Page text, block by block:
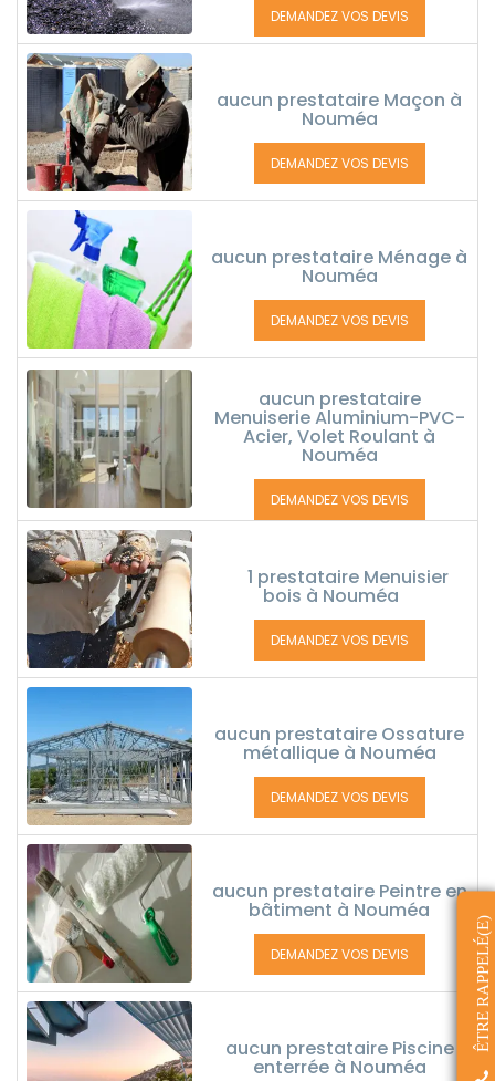
DEMANDEZ VOS DEVIS
aucun prestataire Maçon à
Nouméa
DEMANDEZ VOS DEVIS
aucun prestataire Ménage à
Nouméa
DEMANDEZ VOS DEVIS
aucun prestataire
Menuiserie Aluminium-PVC-
Acier, Volet Roulant à
Nouméa
DEMANDEZ VOS DEVIS
1 prestataire Menuisier
bois à Nouméa
DEMANDEZ VOS DEVIS
aucun prestataire Ossature
métallique à Nouméa
DEMANDEZ VOS DEVIS
aucun prestataire Peintre en
bâtiment à Nouméa
DEMANDEZ VOS DEVIS
aucun prestataire Piscine
enterrée à Nouméa
ÊTRE RAPPELÉ(E)